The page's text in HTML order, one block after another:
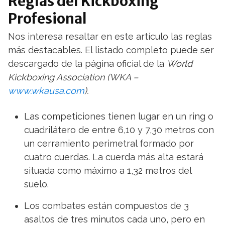
Profesional
Nos interesa resaltar en este artículo las reglas
más destacables. El listado completo puede ser
descargado de la página oficial de la World
Kickboxing Association (WKA –
www.wkausa.com).
Las competiciones tienen lugar en un ring o
cuadrilátero de entre 6,10 y 7,30 metros con
un cerramiento perimetral formado por
cuatro cuerdas. La cuerda más alta estará
situada como máximo a 1,32 metros del
suelo.
Los combates están compuestos de 3
asaltos de tres minutos cada uno, pero en